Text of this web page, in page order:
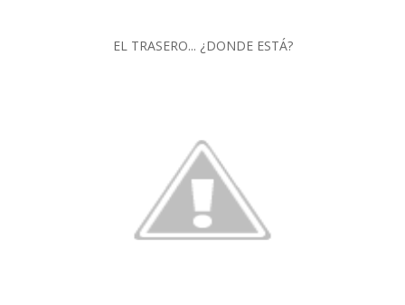
EL TRASERO... ¿DONDE ESTÁ?